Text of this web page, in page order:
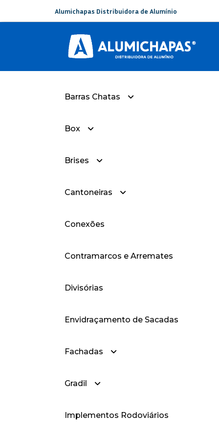
Alumichapas Distribuidora de Alumínio
Barras Chatas
— Barra Chata Com Raios
Box
— Box-Sorobox-Liso
— Box-Sorobox-Frisado
— Box-Frisado
Brises
— Brise Curvado
— Brises
Cantoneiras
— Cantoneiras Abas
Conexões
Contramarcos e Arremates
Divisórias
Envidraçamento de Sacadas
Fachadas
— Fachadas Cortina
— Fachadas Style
Gradil
— Gradil
Implementos Rodoviários